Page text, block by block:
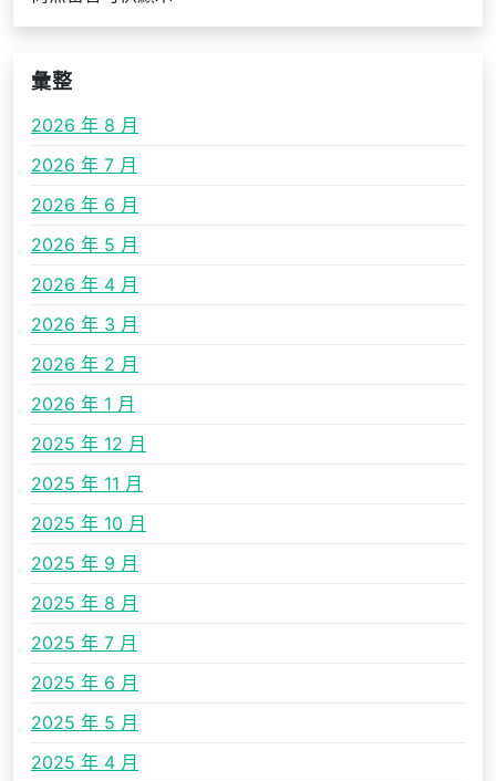
彙整
2026 年 8 月
2026 年 7 月
2026 年 6 月
2026 年 5 月
2026 年 4 月
2026 年 3 月
2026 年 2 月
2026 年 1 月
2025 年 12 月
2025 年 11 月
2025 年 10 月
2025 年 9 月
2025 年 8 月
2025 年 7 月
2025 年 6 月
2025 年 5 月
2025 年 4 月